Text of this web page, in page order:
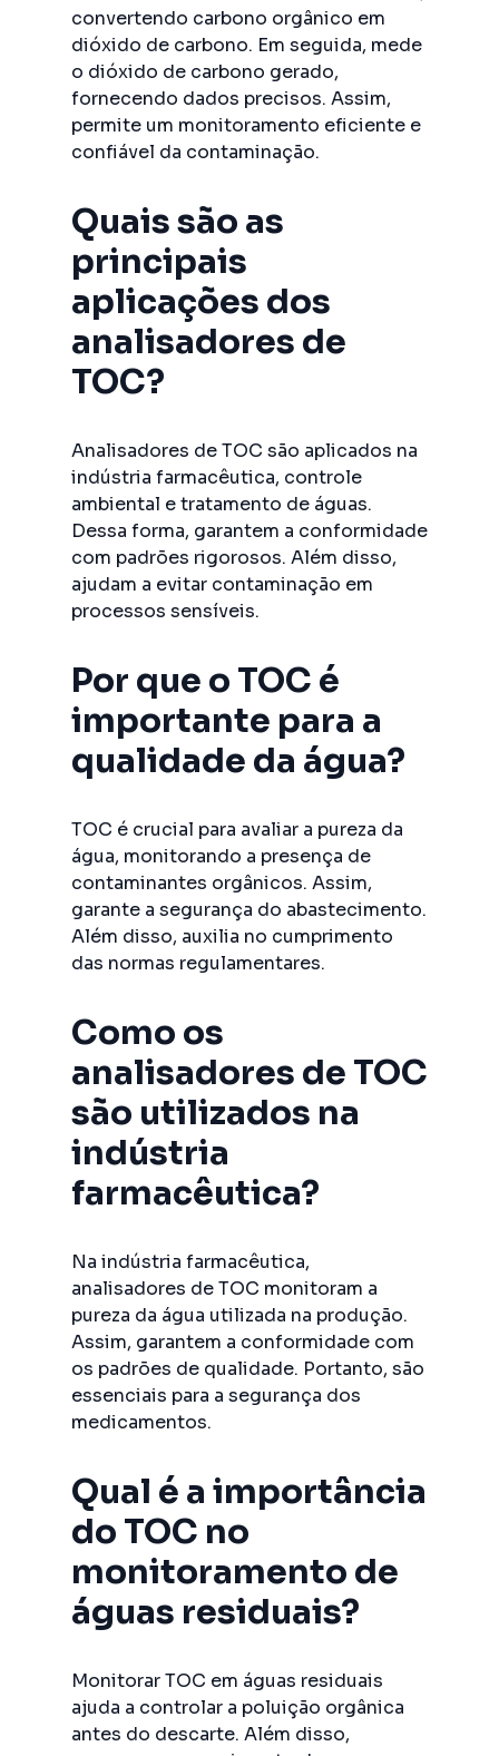
convertendo carbono orgânico em
dióxido de carbono. Em seguida, mede
o dióxido de carbono gerado,
fornecendo dados precisos. Assim,
permite um monitoramento eficiente e
confiável da contaminação.
Quais são as
principais
aplicações dos
analisadores de
TOC?
Analisadores de TOC são aplicados na
indústria farmacêutica, controle
ambiental e tratamento de águas.
Dessa forma, garantem a conformidade
com padrões rigorosos. Além disso,
ajudam a evitar contaminação em
processos sensíveis.
Por que o TOC é
importante para a
qualidade da água?
TOC é crucial para avaliar a pureza da
água, monitorando a presença de
contaminantes orgânicos. Assim,
garante a segurança do abastecimento.
Além disso, auxilia no cumprimento
das normas regulamentares.
Como os
analisadores de TOC
são utilizados na
indústria
farmacêutica?
Na indústria farmacêutica,
analisadores de TOC monitoram a
pureza da água utilizada na produção.
Assim, garantem a conformidade com
os padrões de qualidade. Portanto, são
essenciais para a segurança dos
medicamentos.
Qual é a importância
do TOC no
monitoramento de
águas residuais?
Monitorar TOC em águas residuais
ajuda a controlar a poluição orgânica
antes do descarte. Além disso,